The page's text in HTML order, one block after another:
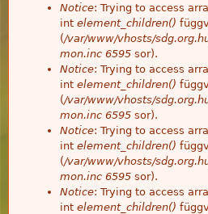
Notice: Trying to access
int element_children()
(/var/www/vhosts/
mon.inc 6595 sor).
Notice: Trying to access
int element_children()
(/var/www/vhosts/
mon.inc 6595 sor).
Notice: Trying to access
int element_children()
(/var/www/vhosts/
mon.inc 6595 sor).
Notice: Trying to access
int element_children()